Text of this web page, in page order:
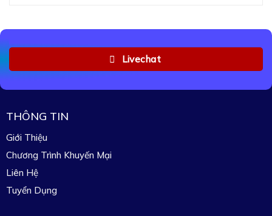
Livechat
THÔNG TIN
Giới Thiệu
Chương Trình Khuyến Mại
Liên Hệ
Tuyển Dụng